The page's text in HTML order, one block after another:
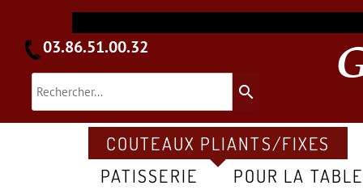
search
COUTEAUX PLIANTS/FIXES
PATISSERIE
POUR LA TABLE
03.86.51.00.32